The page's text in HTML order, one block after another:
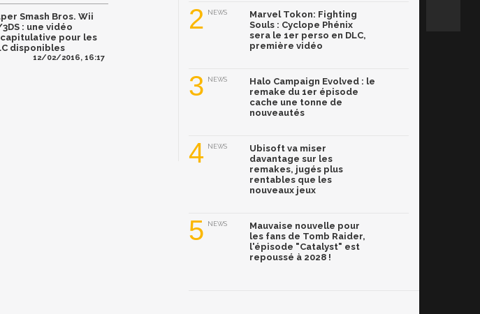
Smash Bros. Wii
: une vidéo
pour les
disponibles
12/02/2016, 16:17
2 NEWS
Marvel Tokon: Fighting
Souls : Cyclope Phénix
sera le 1er perso en DLC,
première vidéo
3 NEWS
Halo Campaign Evolved : le
remake du 1er épisode
cache une tonne de
nouveautés
4 NEWS
Ubisoft va miser
davantage sur les
remakes, jugés plus
rentables que les
nouveaux jeux
5 NEWS
Mauvaise nouvelle pour
les fans de Tomb Raider,
l'épisode "Catalyst" est
repoussé à 2028 !